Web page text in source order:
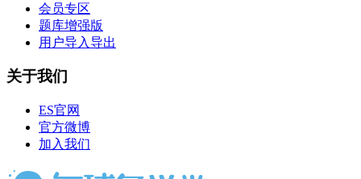
会员专区
题库增强版
用户导入导出
关于我们
ES官网
官方微博
加入我们